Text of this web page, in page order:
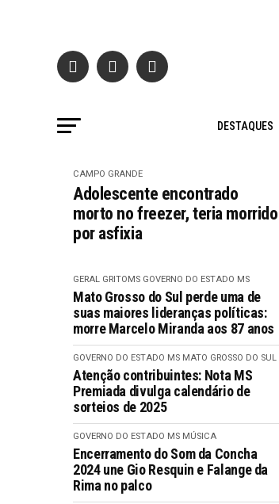
DESTAQUES
CAMPO GRANDE
Adolescente encontrado
morto no freezer, teria morrido
por asfixia
GERAL GRITOMS GOVERNO DO ESTADO MS
Mato Grosso do Sul perde uma de
suas maiores lideranças políticas:
morre Marcelo Miranda aos 87 anos
GOVERNO DO ESTADO MS MATO GROSSO DO SUL
Atenção contribuintes: Nota MS
Premiada divulga calendário de
sorteios de 2025
GOVERNO DO ESTADO MS MÚSICA
Encerramento do Som da Concha
2024 une Gio Resquin e Falange da
Rima no palco